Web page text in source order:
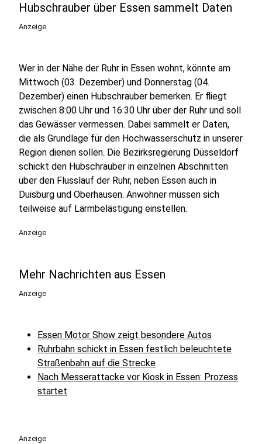
Hubschrauber über Essen sammelt Daten
Anzeige
Wer in der Nähe der Ruhr in Essen wohnt, könnte am
Mittwoch (03. Dezember) und Donnerstag (04.
Dezember) einen Hubschrauber bemerken. Er fliegt
zwischen 8:00 Uhr und 16:30 Uhr über der Ruhr und soll
das Gewässer vermessen. Dabei sammelt er Daten,
die als Grundlage für den Hochwasserschutz in unserer
Region dienen sollen. Die Bezirksregierung Düsseldorf
schickt den Hubschrauber in einzelnen Abschnitten
über den Flusslauf der Ruhr, neben Essen auch in
Duisburg und Oberhausen. Anwohner müssen sich
teilweise auf Lärmbelästigung einstellen.
Anzeige
Mehr Nachrichten aus Essen
Anzeige
Essen Motor Show zeigt besondere Autos
Ruhrbahn schickt in Essen festlich beleuchtete
Straßenbahn auf die Strecke
Nach Messerattacke vor Kiosk in Essen: Prozess
startet
Anzeige